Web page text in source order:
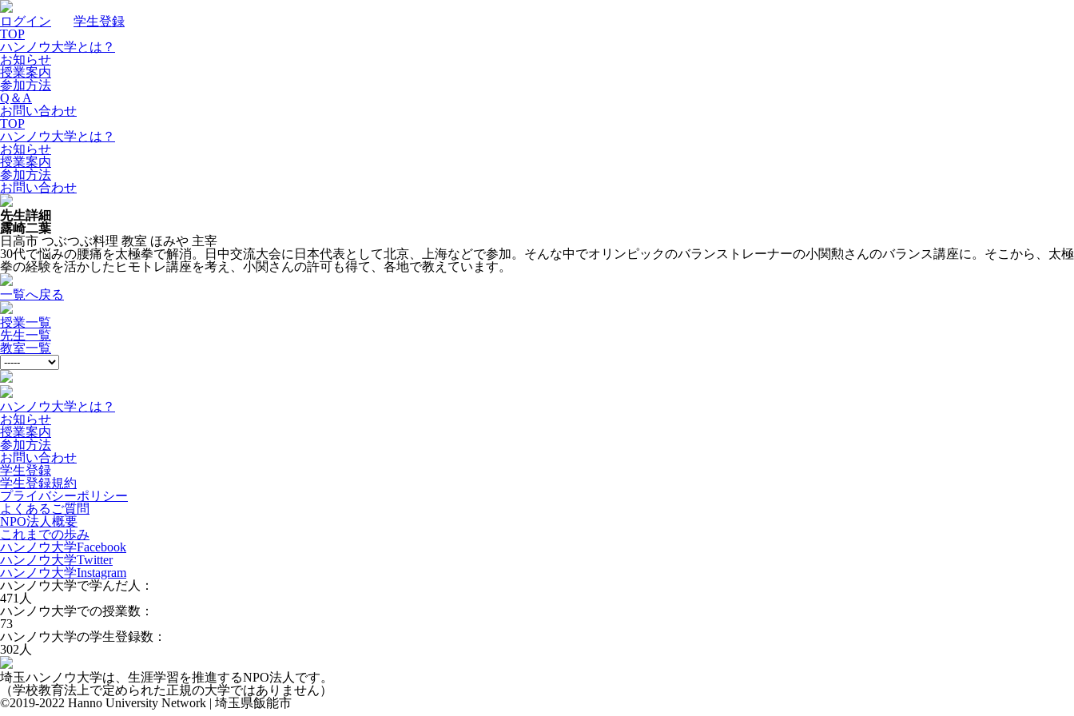
ログイン
学生登録
TOP
ハンノウ大学とは？
お知らせ
授業案内
参加方法
Q＆A
お問い合わせ
TOP
ハンノウ大学とは？
お知らせ
授業案内
参加方法
お問い合わせ
先生詳細
露崎二葉
日高市 つぶつぶ料理 教室 ほみや 主宰
30代で悩みの腰痛を太極拳で解消。日中交流大会に日本代表として北京、上海などで参加。そんな中でオリンピックのバランストレーナーの小関勲さんのバランス講座に。そこから、太極
拳の経験を活かしたヒモトレ講座を考え、小関さんの許可も得て、各地で教えています。
一覧へ戻る
授業一覧
先生一覧
教室一覧
ハンノウ大学とは？
お知らせ
授業案内
参加方法
お問い合わせ
学生登録
学生登録規約
プライバシーポリシー
よくあるご質問
NPO法人概要
これまでの歩み
ハンノウ大学Facebook
ハンノウ大学Twitter
ハンノウ大学Instagram
ハンノウ大学で学んだ人：
471 人
ハンノウ大学での授業数：
73
ハンノウ大学の学生登録数：
302 人
埼玉ハンノウ大学は、生涯学習を推進するNPO法人です。
（学校教育法上で定められた正規の大学ではありません）
©2019-2022 Hanno University Network | 埼玉県飯能市